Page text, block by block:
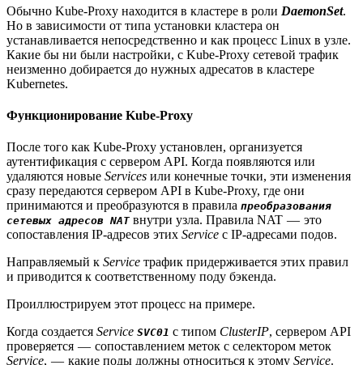
Обычно Kube-Proxy находится в кластере в роли DaemonSet.
Но в зависимости от типа установки кластера он
устанавливается непосредственно и как процесс Linux в узле.
Какие бы ни были настройки, с Kube-Proxy сетевой трафик
неизменно добирается до нужных адресатов в кластере
Kubernetes.
Функционирование Kube-Proxy
После того как Kube-Proxy установлен, организуется
аутентификация с сервером API. Когда появляются или
удаляются новые Services или конечные точки, эти изменения
сразу передаются сервером API в Kube-Proxy, где они
принимаются и преобразуются в правила преобразования
сетевых адресов NAT внутри узла. Правила NAT — это
сопоставления IP-адресов этих Service с IP-адресами подов.
Направляемый к Service трафик придерживается этих правил
и приводится к соответственному поду бэкенда.
Проиллюстрируем этот процесс на примере.
Когда создается Service SVC01 с типом ClusterIP, сервером API
проверяется — сопоставлением меток с селектором меток
Service, — какие поды должны относиться к этому Service.